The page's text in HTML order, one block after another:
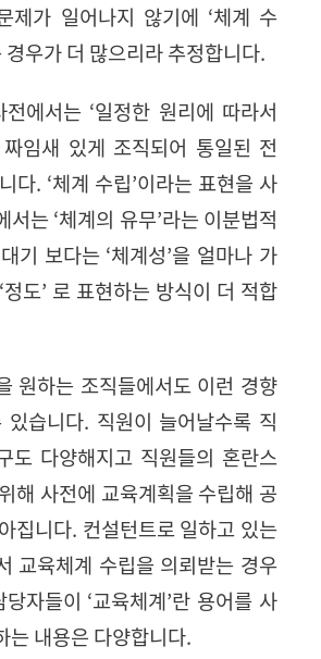
제가 일어나지 않기에 ‘체계 수
경우가 더 많으리라 추정합니다.
에서는 ‘일정한 원리에 따라서
임새 있게 조직되어 통일된 전
다. ‘체계 수립’이라는 표현을 사
서는‘체계의 유무’라는 이분법적
기 보다는 ‘체계성’을 얼마나 가
‘정도’ 로 표현하는 방식이 더 적합
원하는 조직들에서도 이런 경향
있습니다. 직원이 늘어날수록 직
도 다양해지고 직원들의 혼란스
해 사전에 교육계획을 수립해 공
집니다. 컨설턴트로 일하고 있는
교육체계 수립을 의뢰받는 경우
자들이 ‘교육체계’란 용어를 사
는 내용은 다양합니다.